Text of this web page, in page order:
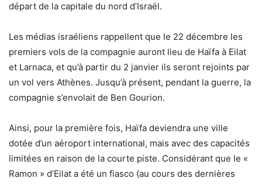
départ de la capitale du nord d’Israël.
Les médias israéliens rappellent que le 22 décembre les
premiers vols de la compagnie auront lieu de Haïfa à Eilat
et Larnaca, et qu’à partir du 2 janvier ils seront rejoints par
un vol vers Athènes. Jusqu’à présent, pendant la guerre, la
compagnie s’envolait de Ben Gourion.
Ainsi, pour la première fois, Haïfa deviendra une ville
dotée d’un aéroport international, mais avec des capacités
limitées en raison de la courte piste. Considérant que le «
Ramon » d’Eilat a été un fiasco (au cours des dernières